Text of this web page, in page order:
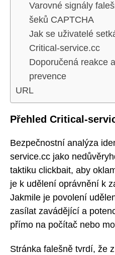
Varovné signály
šeků CAPTCHA
Jak se uživatelé
Critical-service.cc
Doporučená reakce a
prevence
URL
Přehled Critical-
Bezpečnostní analýza
service.cc jako
taktiku clickbait, aby
je k udělení oprávnění k
Jakmile je povolení
zasílat zavádějící a
přímo na počítač nebo
Stránka falešně tvrdí, že